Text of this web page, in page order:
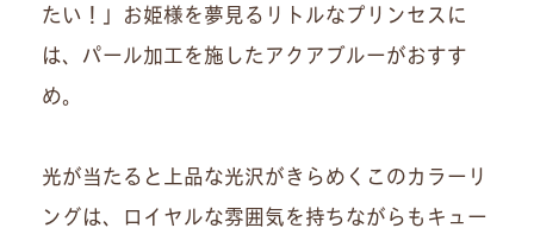
たい！」お姫様を夢見るリトルなプリンセスに
は、パール加工を施したアクアブルーがおすす
め。
光が当たると上品な光沢がきらめくこのカラーリ
ングは、ロイヤルな雰囲気を持ちながらもキュー